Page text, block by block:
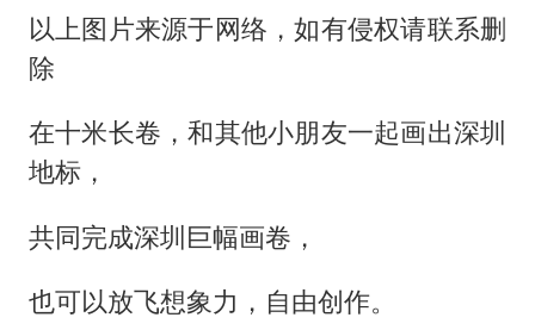
以上图片来源于网络，如有侵权请联系删
除
在十米长卷，和其他小朋友一起画出深圳
地标，
共同完成深圳巨幅画卷，
也可以放飞想象力，自由创作。